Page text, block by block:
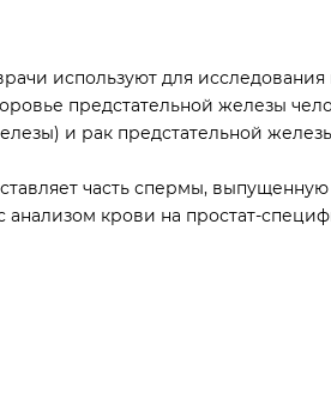
используют для
предстательной железы
и рак предстательной
часть спермы,
крови на простат-